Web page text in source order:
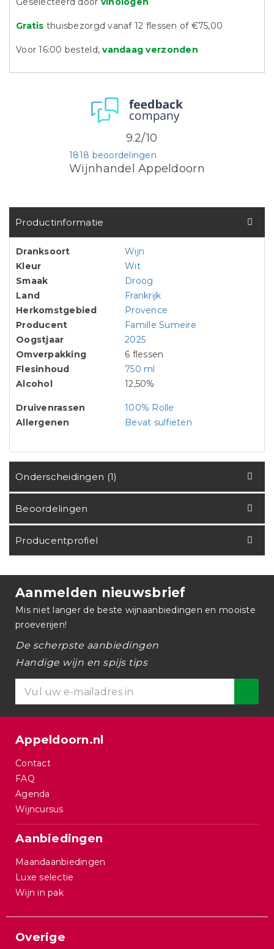
Gratis thuisbezorgd vanaf 12 flessen of €75,00
Voor 16:00 besteld,vandaag verzonden
Wijnhandel Appeldoorn
1818 beoordelingen
9.2/10
Productinformatie
Dranksoort
Wijn
Kleur
Wit
Smaak
Droog
Land
Frankrijk
Herkomstgebied
Provence
Producent
Famille Sumeire
Oogstjaar
2025
Omverpakking
6 flessen
Flesinhoud
750 ml
Alcohol
12,50%
Druivenrassen
100% Rolle
Allergenen
Bevat sulfieten
Onderscheidingen (1)
Beoordelingen
Producentprofiel
Aanmelden nieuwsbrief
Mis niet langer de beste wijnaanbiedingen en mooiste
proeverijen!
De scherpste aanbiedingen
Handige wijn en spijs tips
Appeldoorn.nl
Contact
FAQ
Agenda
Wijncursus
Aanbiedingen
Maandaanbiedingen
Luxe selectie
Wijn in pak
Overige